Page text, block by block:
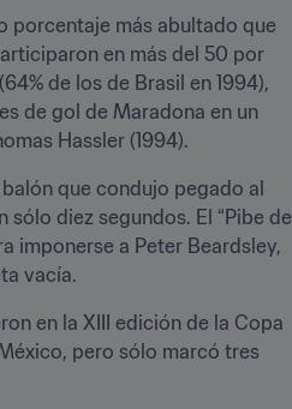
porcentaje más abultado que
en más del 50 por
de los de Brasil en 1994),
de gol de Maradona en un
Hassler (1994).
que condujo pegado al
diez segundos. El “Pibe de
imponerse a Peter Beardsley,
vacía.
en la XIII edición de la Copa
pero sólo marcó tres